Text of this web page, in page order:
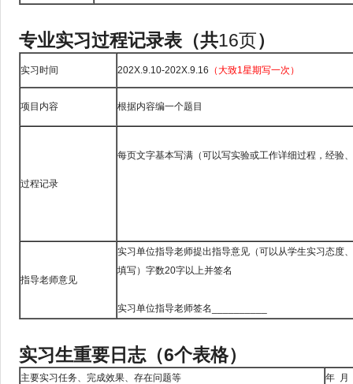
专业实习过程记录表（共16页）
实习时间 202X.9.10-202X.9.16 （大致1星期写一次）
项目内容 根据内容编一个题目
过程记录
每页文字基本写满（可以写实验或工作详细过程，经验
指导老师意见
实习单位指导老师提出指导意见（可以从学生实习态度
填写）字数20字以上并签名
实习单位指导老师签名__________
实习生重要日志（6个表格）
主要实习任务、完成效果、存在问题等 年 月